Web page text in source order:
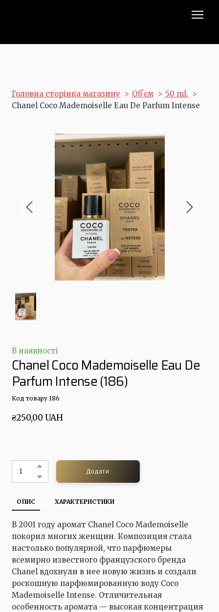
Головна сторінка магазину Обʼєм
50 ml.
Chanel Coco Mademoiselle Eau De Parfum Intense
В наявності
Chanel Coco Mademoiselle Eau De
Parfum Intense(186)
Код товару 186
₴250,00 UAH
Додати
ОПИС ХАРАКТЕРИСТИКИ
В 2001 году аромат Chanel Coco Mademoiselle
покорил многих женщин. Композиция стала
настолько популярной, что парфюмеры
всемирно известного французского бренда
Chanel вдохнули в нее новую жизнь и создали
роскошную парфюмированную воду Coco
Mademoiselle Intense. Отличительная
особенность аромата — высокая концентрация